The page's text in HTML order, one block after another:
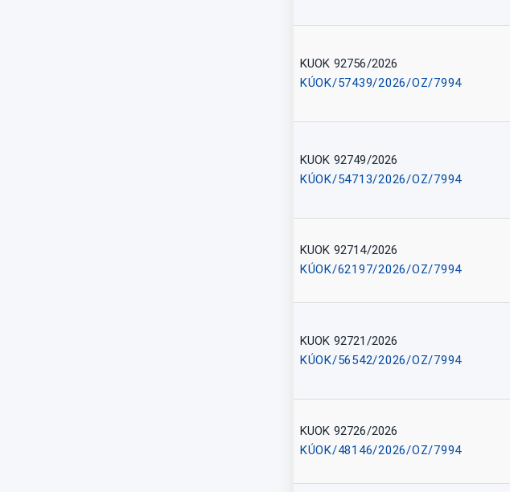
KUOK 92756/2026
KÚOK/57439/2026/OZ/7994
KUOK 92749/2026
KÚOK/54713/2026/OZ/7994
KUOK 92714/2026
KÚOK/62197/2026/OZ/7994
KUOK 92721/2026
KÚOK/56542/2026/OZ/7994
KUOK 92726/2026
KÚOK/48146/2026/OZ/7994